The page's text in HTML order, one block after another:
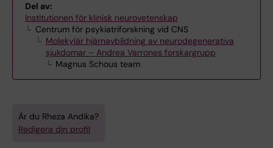
Del av:
Institutionen för klinisk neurovetenskap
Centrum för psykiatriforskning vid CNS
Molekylär hjärnavbildning av neurodegenerativa
sjukdomar – Andrea Varrones forskargrupp
Magnus Schous team
Är du Rheza Andika?
Redigera din profil